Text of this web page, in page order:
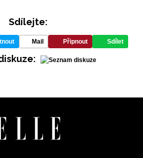
Sdílejte:
Mail Připnout Sdílet